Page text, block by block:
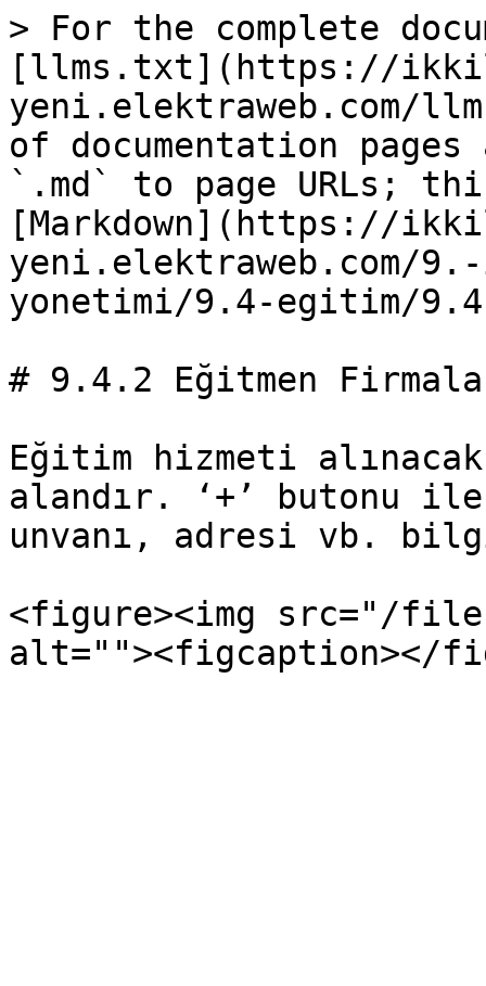
> For the complete
[llms.txt](https://
yeni.elektraweb.com/
of documentation
`.md` to page URLs;
[Markdown](https://
yeni.elektraweb.com/
yonetimi/9.4-egitim/
# 9.4.2 Eğitmen
Eğitim hizmeti
alandır. ‘+’ butonu
unvanı, adresi vb.
<figure><img src="/